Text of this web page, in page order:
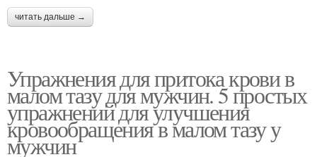
читать дальше →
Упражнения для притока крови в
малом тазу для мужчин. 5 простых
упражнений для улучшения
кровообращения в малом тазу у
мужчин